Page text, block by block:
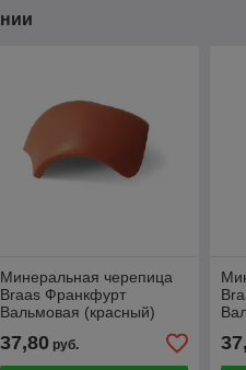
Минеральная черепица
Braas Франкфурт
Вальмовая (красный)
37,80руб.